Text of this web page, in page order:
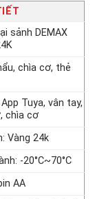
sảnh DEMAX
chìa cơ, thẻ
Tuya, vân tay,
chìa cơ
Vàng 24k
-20°C~70°C
AA